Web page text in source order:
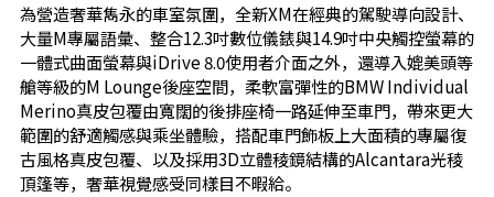
為營造奢華雋永的車室氛圍，全新XM在經典的駕駛導向設計、
大量M專屬語彙、整合12.3吋數位儀錶與14.9吋中央觸控螢幕的
一體式曲面螢幕與iDrive 8.0使用者介面之外，還導入媲美頭等
艙等級的M Lounge後座空間，柔軟富彈性的BMW Individual
Merino真皮包覆由寬闊的後排座椅一路延伸至車門，帶來更大
範圍的舒適觸感與乘坐體驗，搭配車門飾板上大面積的專屬復
古風格真皮包覆、以及採用3D立體稜鏡結構的Alcantara光稜
頂篷等，奢華視覺感受同樣目不暇給。